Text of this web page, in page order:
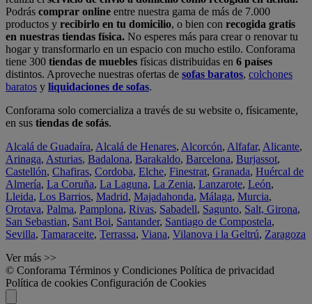
Podrás comprar online entre nuestra gama de más de 7.000
productos y recibirlo en tu domicilio, o bien con recogida gratis
en nuestras tiendas física. No esperes más para crear o renovar tu
hogar y transformarlo en un espacio con mucho estilo. Conforama
tiene 300 tiendas de muebles físicas distribuidas en 6 países
distintos. Aproveche nuestras ofertas de sofas baratos, colchones
baratos y liquidaciones de sofas.
Conforama solo comercializa a través de su website o, físicamente,
en sus tiendas de sofás.
Alcalá de Guadaíra, Alcalá de Henares, Alcorcón, Alfafar, Alicante,
Arinaga, Asturias, Badalona, Barakaldo, Barcelona, Burjassot,
Castellón, Chafiras, Cordoba, Elche, Finestrat, Granada, Huércal de
Almería, La Coruña, La Laguna, La Zenia, Lanzarote, León,
Lleida, Los Barrios, Madrid, Majadahonda, Málaga, Murcia,
Orotava, Palma, Pamplona, Rivas, Sabadell, Sagunto, Salt, Girona,
San Sebastian, Sant Boi, Santander, Santiago de Compostela,
Sevilla, Tamaraceite, Terrassa, Viana, Vilanova i la Geltrú, Zaragoza
Ver más >>
© Conforama Términos y Condiciones Política de privacidad
Política de cookies Configuración de Cookies